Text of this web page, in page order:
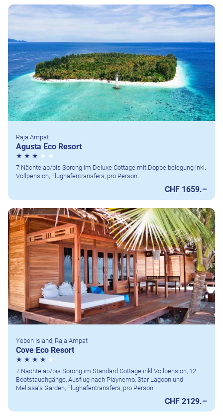
Raja Ampat
Agusta Eco Resort
7 Nächte ab/bis Sorong im Deluxe Cottage mit Doppelbelegung inkl.
Vollpension, Flughafentransfers, pro Person
CHF 1659.–
Yeben Island, Raja Ampat
Cove Eco Resort
7 Nächte ab/bis Sorong im Standard Cottage inkl.Vollpension, 12
Bootstauchgänge, Ausflug nach Piaynemo, Star Lagoon und
Melissa's Garden, Flughafentransfers, pro Person
CHF 2129.–